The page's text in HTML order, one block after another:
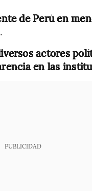
de Perú en
.
actores
en las
PUBLICIDAD